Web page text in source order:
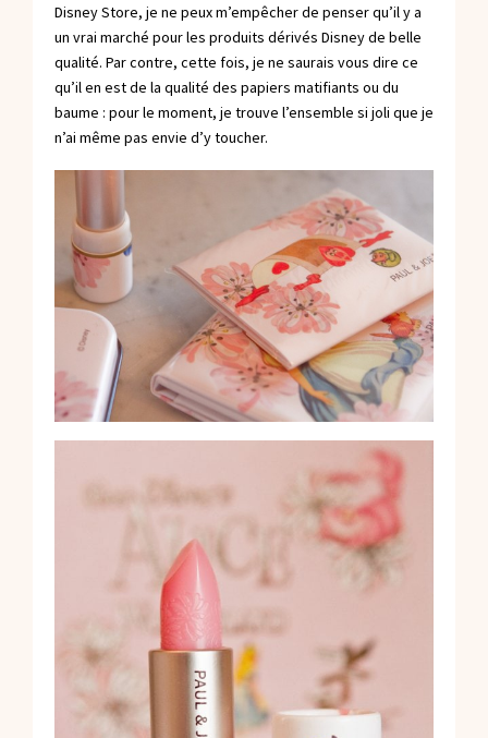
Disney Store, je ne peux m’empêcher de penser qu’il y a
un vrai marché pour les produits dérivés Disney de belle
qualité. Par contre, cette fois, je ne saurais vous dire ce
qu’il en est de la qualité des papiers matifiants ou du
baume : pour le moment, je trouve l’ensemble si joli que je
n’ai même pas envie d’y toucher.